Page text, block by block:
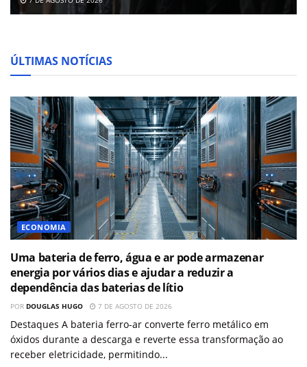
ÚLTIMAS NOTÍCIAS
ECONOMIA
Uma bateria de ferro, água e ar pode armazenar
energia por vários dias e ajudar a reduzir a
dependência das baterias de lítio
POR DOUGLAS HUGO 7 DE AGOSTO DE 2026
Destaques A bateria ferro-ar converte ferro metálico em
óxidos durante a descarga e reverte essa transformação ao
receber eletricidade, permitindo...